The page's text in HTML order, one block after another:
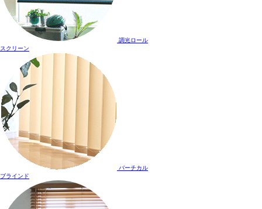
調光ロール
スクリーン
バーチカル
ブラインド